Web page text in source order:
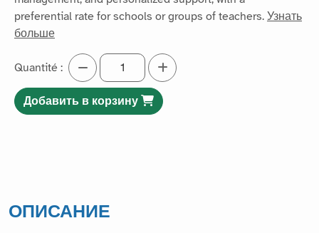
preferential rate for schools or groups of teachers. Узнать
больше
Quantité :
Добавить в корзину
ОПИСАНИЕ